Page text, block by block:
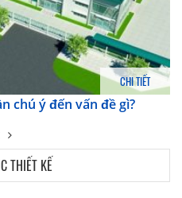
CHI TIẾT
chú ý đến vấn đề gì?
THIẾT KẾ